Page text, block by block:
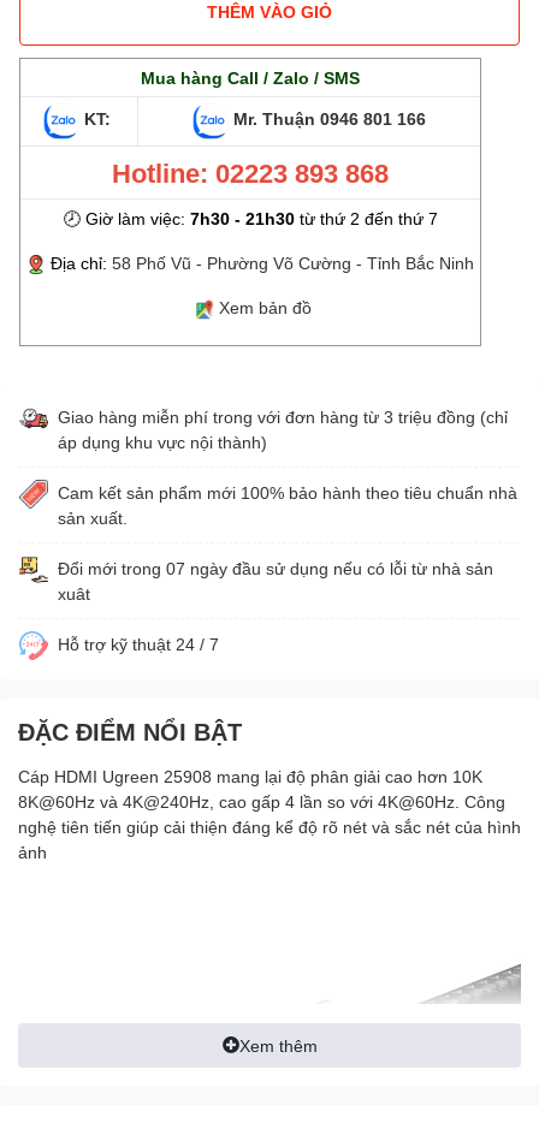
THÊM VÀO GIỎ
Mua hàng Call / Zalo / SMS
KT: Mr. Thuận 0946 801 166
Hotline: 02223 893 868
🕗 Giờ làm việc: 7h30 - 21h30từ thứ 2 đến thứ 7
Địa chỉ: 58 Phố Vũ - Phường Võ Cường - Tỉnh Bắc Ninh
Xem bản đồ
Giao hàng miễn phí trong với đơn hàng từ 3 triệu đồng (chỉ
áp dụng khu vực nội thành)
Cam kết sản phẩm mới 100% bảo hành theo tiêu chuẩn nhà
sản xuất.
Đổi mới trong 07 ngày đầu sử dụng nếu có lỗi từ nhà sản
xuât
Hỗ trợ kỹ thuật 24 / 7
ĐẶC ĐIỂM NỔI BẬT
Cáp HDMI Ugreen 25908 mang lại độ phân giải cao hơn 10K
8K@60Hz và 4K@240Hz, cao gấp 4 lần so với 4K@60Hz. Công
nghệ tiên tiến giúp cải thiện đáng kể độ rõ nét và sắc nét của hình
ảnh
Xem thêm